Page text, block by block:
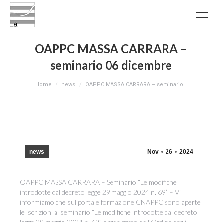
OAPPC MASSA CARRARA –
seminario 06 dicembre
Home news OAPPC MASSA CARRARA – seminario…
Nov 26 2024
news
OAPPC MASSA CARRARA – Seminario “Le modifiche
introdotte dal decreto legge 29 maggio 2024 n. 69” – Vi
informiamo che sul portale formazione CNAPPC sono aperte
le iscrizioni al seminario “Le modifiche introdotte dal decreto